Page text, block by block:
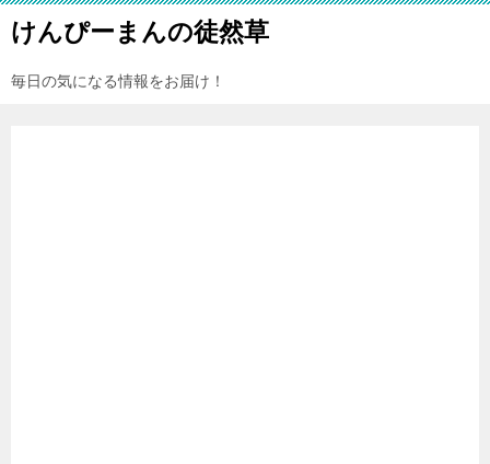
けんぴーまんの徒然草
毎日の気になる情報をお届け！